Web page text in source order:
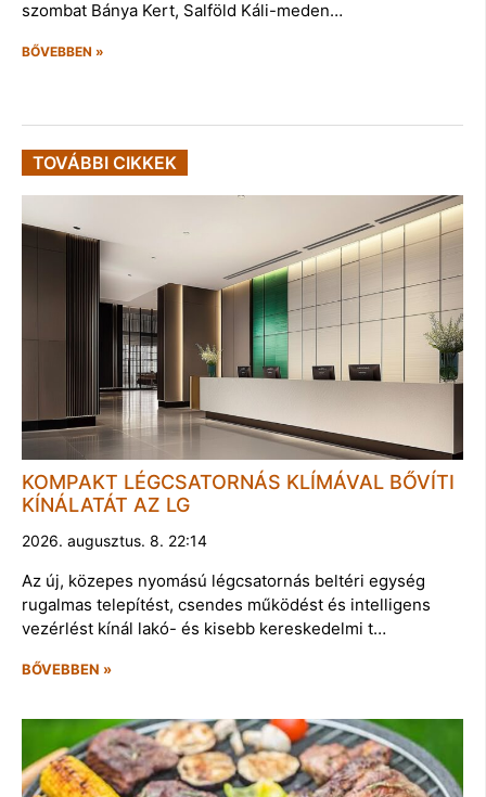
szombat Bánya Kert, Salföld Káli-meden…
BŐVEBBEN »
TOVÁBBI CIKKEK
KOMPAKT LÉGCSATORNÁS KLÍMÁVAL BŐVÍTI
KÍNÁLATÁT AZ LG
2026. augusztus. 8. 22:14
Az új, közepes nyomású légcsatornás beltéri egység
rugalmas telepítést, csendes működést és intelligens
vezérlést kínál lakó- és kisebb kereskedelmi t…
BŐVEBBEN »